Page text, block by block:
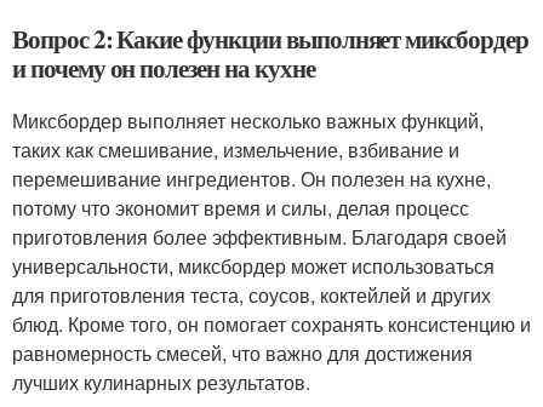
Вопрос 2: Какие функции выполняет миксбордер
и почему он полезен на кухне
Миксбордер выполняет несколько важных функций,
таких как смешивание, измельчение, взбивание и
перемешивание ингредиентов. Он полезен на кухне,
потому что экономит время и силы, делая процесс
приготовления более эффективным. Благодаря своей
универсальности, миксбордер может использоваться
для приготовления теста, соусов, коктейлей и других
блюд. Кроме того, он помогает сохранять консистенцию и
равномерность смесей, что важно для достижения
лучших кулинарных результатов.